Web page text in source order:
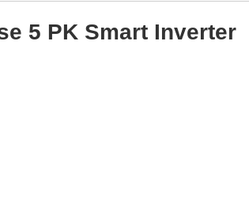
5 PK Smart Inverter